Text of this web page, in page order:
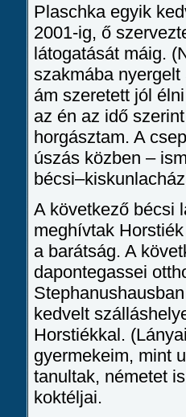
Plaschka egyik
2001-ig, ő
látogatását máig.
szakmába
ám szeretett jól
az én az idő
horgásztam. A
úszás közben –
A következő bécsi
meghívtak
a barátság. A
dapontegassei
kedvelt
Horstiékkal.
gyermekeim, mint
tanultak, németet
koktéljai.